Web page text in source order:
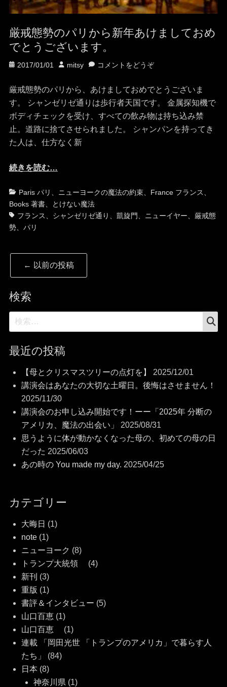
厳戒態勢のパリから新年あけましておめ
でとうございます。
投
日
2017/01/01
投
者
mitsy コメントをどうぞ
厳戒態勢のパリから、あけましておめでとうございま
す。 シャンゼリゼ通りは歩行者天国です。 金属探知機で
ボディチェックを受け、すべての飲み物は持ち込み禁
止。道路に捨てさせられました。 シャンパンを持ってき
た人は、仕方なく新
続きを読む…
カ
テ
ゴ
リ
Paris パリ ニューヨークの魔法の約束、 France フランス
Books 著書、 とけない魔法
フランス
シャンゼリゼ通り 凱旋門 ニューイヤー
厳戒態
勢、 パリ
稿
ナ
ビ
ゲ
ー
シ
ョ
ン
← 以前の投稿
検索
検
索:
最近の投稿
【母とクリスマスツリーの点灯を】
2025/12/01
講演会はあなたの大切な土曜日。後悔はさせません！
2025/11/30
講演会のお申し込み開始です！ーー「2025年 分断の
アメリカ、魔法の出会い」
2025/08/31
思うように体が動かなくなった母の、初めての母の日
だった 2025/06/03
あの時の You made my day. 2025/04/25
カテゴリー
大晦日 (1)
note(1)
ニューヨーク (8)
トランプ大統領
(4)
新刊 (3)
重版 (1)
書評＆インタビュー (5)
山口百恵(1)
山口百恵
(1)
連載 「岡田光世 「トランプのアメリカ」で暮らす人
たち」
(84)
日本 (8)
神奈川県 (1)